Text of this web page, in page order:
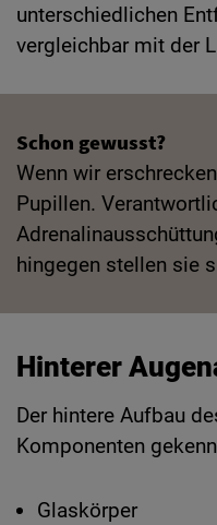
unterschiedlichen
vergleichbar mit der
Schon gewusst?
Wenn wir
Pupillen.
hingegen stellen sie
Hinterer
Der hintere Aufbau
Komponenten
Glaskörper